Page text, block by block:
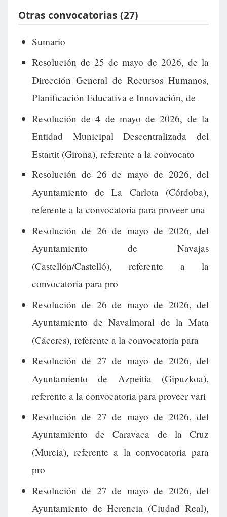
Otras convocatorias (27)
Sumario
Resolución de 25 de mayo de 2026, de la
Dirección General de Recursos Humanos,
Planificación Educativa e Innovación, de
Resolución de 4 de mayo de 2026, de la
Entidad Municipal Descentralizada del
Estartit (Girona), referente a la convocato
Resolución de 26 de mayo de 2026, del
Ayuntamiento de La Carlota (Córdoba),
referente a la convocatoria para proveer una
Resolución de 26 de mayo de 2026, del
Ayuntamiento de Navajas
(Castellón/Castelló), referente a la
convocatoria para pro
Resolución de 26 de mayo de 2026, del
Ayuntamiento de Navalmoral de la Mata
(Cáceres), referente a la convocatoria para
Resolución de 27 de mayo de 2026, del
Ayuntamiento de Azpeitia (Gipuzkoa),
referente a la convocatoria para proveer vari
Resolución de 27 de mayo de 2026, del
Ayuntamiento de Caravaca de la Cruz
(Murcia), referente a la convocatoria para
pro
Resolución de 27 de mayo de 2026, del
Ayuntamiento de Herencia (Ciudad Real),